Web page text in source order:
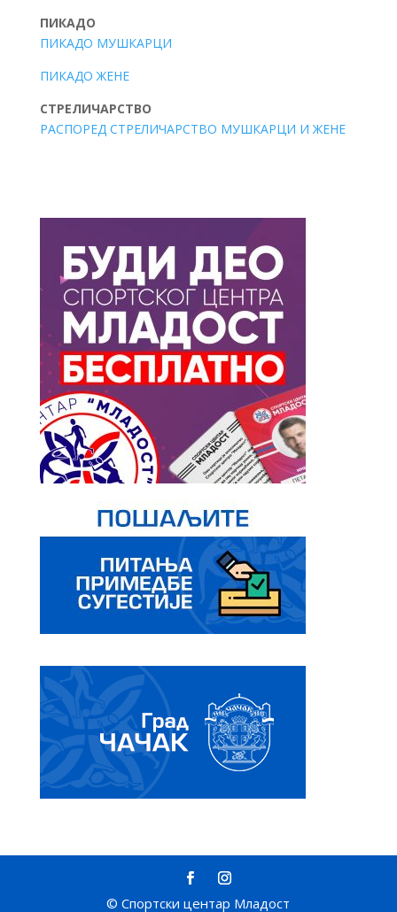
ПИКАДО
ПИКАДО МУШКАРЦИ
ПИКАДО ЖЕНЕ
СТРЕЛИЧАРСТВО
РАСПОРЕД СТРЕЛИЧАРСТВО МУШКАРЦИ И ЖЕНЕ
© Спортски центар Младост